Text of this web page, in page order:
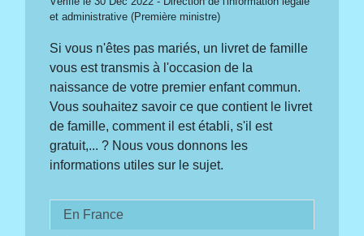
et administrative (Première ministre)
Si vous n'êtes pas mariés, un livret de famille
vous est transmis à l'occasion de la
naissance de votre premier enfant commun.
Vous souhaitez savoir ce que contient le livret
de famille, comment il est établi, s'il est
gratuit,... ? Nous vous donnons les
informations utiles sur le sujet.
En France